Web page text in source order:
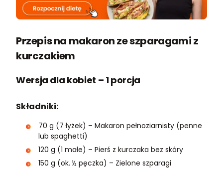
Przepis na makaron ze szparagami z
kurczakiem
Wersja dla kobiet – 1 porcja
Składniki:
70 g (7 łyżek) – Makaron pełnoziarnisty (penne
lub spaghetti)
120 g (1 małe) – Pierś z kurczaka bez skóry
150 g (ok. ½ pęczka) – Zielone szparagi